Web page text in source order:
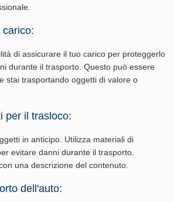
di assicurare il tuo carico per proteggerlo
durante il trasporto. Questo può essere
stai trasportando oggetti di valore o
per il trasloco:
in anticipo. Utilizza materiali di
evitare danni durante il trasporto.
una descrizione del contenuto.
dell'auto: